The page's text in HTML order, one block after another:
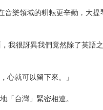
音樂領域的耕耘更辛勤，大
我很訝異我們竟然除了英語
心就可以留下來。」
「台灣」緊密相連。